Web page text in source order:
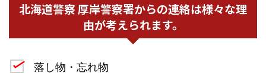
北海道警察 厚岸警察署からの連絡は様々な理
由が考えられます。
落し物・忘れ物